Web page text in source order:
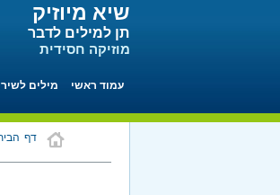
שיא מיוזיק
תן למילים לדבר
מוזיקה חסידית
עמוד ראשי מילים
דף